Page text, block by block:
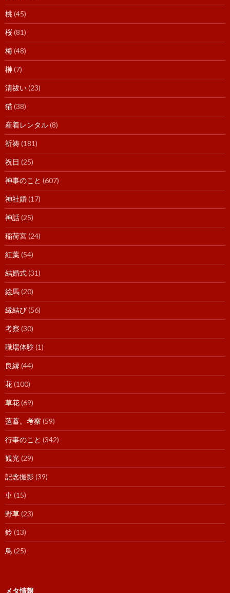
桃(45)
桜(81)
梅(48)
榊(7)
清祓い(23)
猫(38)
産着レンタル(8)
祈祷(181)
祝日 (25)
神事のこと (607)
神社婚(17)
神話(25)
稲荷宮(24)
紅葉(54)
結婚式(31)
絵馬(20)
縁結び(56)
考察 (30)
職場体験(1)
良縁 (44)
花(100)
草花(69)
薀蓄。考察 (59)
行事のこと (342)
観光(29)
記念撮影(39)
車(15)
野草(23)
鈴(13)
鳥 (25)
メタ情報